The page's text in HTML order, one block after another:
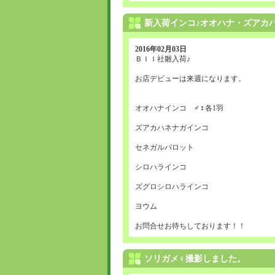
新入荷インコ♪オオハナ・ズアカ
2016年02月03日
ＢＩＩ社雛入荷♪
お店デビューは来週になります。
オオハナインコ ♂♀各1羽
ズアカハネナガインコ
セネガルパロット
シロハラインコ
ズグロシロハラインコ
ヨウム
お問合せお待ちしております！！
ソリガメ♀撮影しました。